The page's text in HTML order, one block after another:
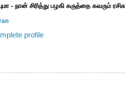
- நான் சிரித்து பழகி கருத்தை கவரும்
profile